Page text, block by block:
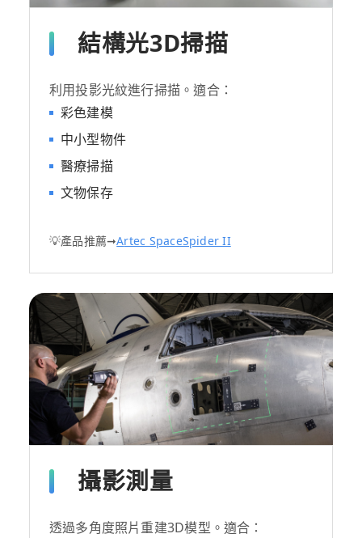
結構光3D掃描
利用投影光紋進行掃描。適合：
彩色建模
中小型物件
醫療掃描
文物保存
💡產品推薦➞Artec SpaceSpider II
攝影測量
透過多角度照片重建3D模型。適合：